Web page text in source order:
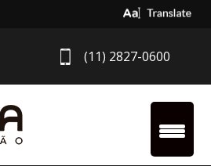
Select
(11) 2827-0600